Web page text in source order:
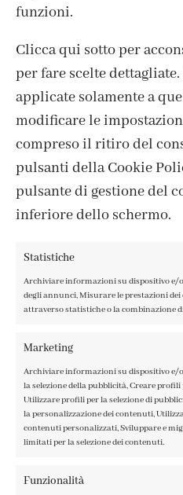
funzioni.
Clicca qui sotto per
per fare scelte
applicate solamente a
modificare le
compreso il ritiro del
pulsanti della Cookie
pulsante di gestione del
inferiore dello schermo.
Statistiche
Archiviare informazioni su dispositivo e/
degli annunci, Misurare le prestazioni
attraverso statistiche o la combinazione
Marketing
Archiviare informazioni su dispositivo e/
la selezione della pubblicità, Creare
Utilizzare profili per la selezione di
la personalizzazione dei contenuti,
contenuti personalizzati, Sviluppare e
limitati per la selezione dei contenuti.
Funzionalità
ISCRIVITI ALLA
COOKIE
PRIVACY
TERMINI E